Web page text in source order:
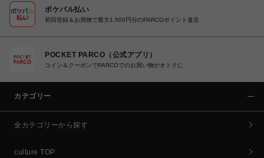
ポケパル払い
初回登録＆お買物で最大1,500円分のPARCOポイント進呈
POCKET PARCO（公式アプリ）
コイン＆クーポンでPARCOでのお買い物がオトクに
カテゴリー
全カテゴリーから探す
culture TOP